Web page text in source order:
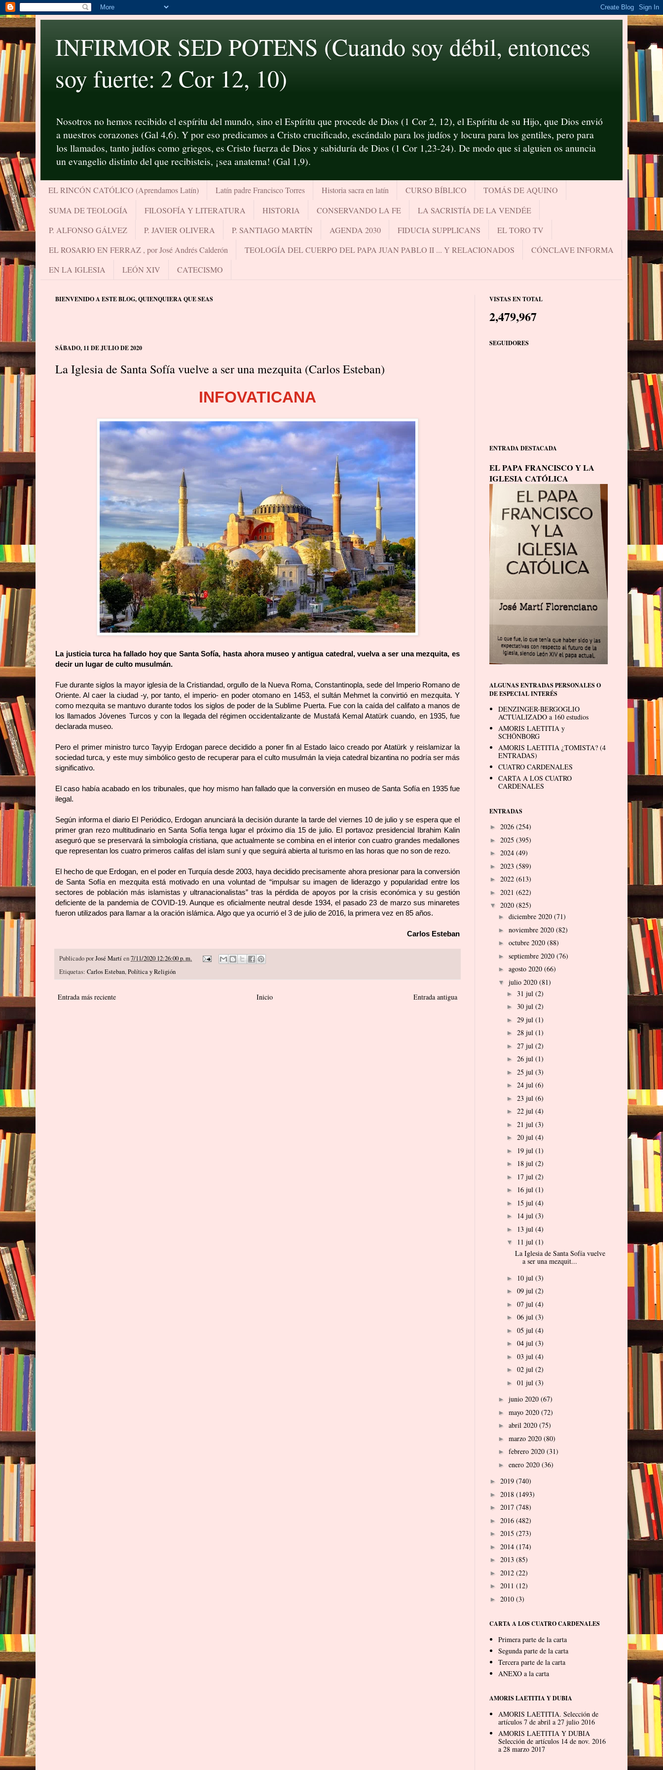
INFIRMOR SED POTENS (Cuando soy débil, entonces
soy fuerte: 2 Cor 12, 10)
Nosotros no hemos recibido el espíritu del mundo, sino el Espíritu que procede de Dios (1 Cor 2, 12), el Espíritu de su Hijo, que Dios envió
a nuestros corazones (Gal 4,6). Y por eso predicamos a Cristo crucificado, escándalo para los judíos y locura para los gentiles, pero para
los llamados, tanto judíos como griegos, es Cristo fuerza de Dios y sabiduría de Dios (1 Cor 1,23-24). De modo que si alguien os anuncia
un evangelio distinto del que recibisteis, ¡sea anatema! (Gal 1,9).
EL RINCÓN CATÓLICO (Aprendamos Latín) Latín padre Francisco Torres Historia sacra en latín CURSO BÍBLICO
TOMÁS DE AQUINO
SUMA DE TEOLOGÍA
FILOSOFÍA Y LITERATURA HISTORIA CONSERVANDO LA FE
LA SACRISTÍA DE LA VENDÉE
P. ALFONSO GÁLVEZ
P. JAVIER OLIVERA P. SANTIAGO MARTÍN AGENDA 2030 FIDUCIA SUPPLICANS
EL TORO TV
EL ROSARIO EN FERRAZ , por José Andrés Calderón
TEOLOGÍA DEL CUERPO DEL PAPA JUAN PABLO II ... Y RELACIONADOS
CÓNCLAVE INFORMA
EN LA IGLESIA
LEÓN XIV CATECISMO
BIENVENIDO A ESTE BLOG, QUIENQUIERA QUE SEAS
SÁBADO, 11 DE JULIO DE 2020
La Iglesia de Santa Sofía vuelve a ser una mezquita (Carlos Esteban)
INFOVATICANA
La justicia turca ha fallado hoy que Santa Sofía, hasta ahora museo y antigua catedral, vuelva a ser una mezquita, es
decir un lugar de culto musulmán.
Fue durante siglos la mayor iglesia de la Cristiandad, orgullo de la Nueva Roma, Constantinopla, sede del Imperio Romano de
Oriente. Al caer la ciudad -y, por tanto, el imperio- en poder otomano en 1453, el sultán Mehmet la convirtió en mezquita. Y
como mezquita se mantuvo durante todos los siglos de poder de la Sublime Puerta. Fue con la caída del califato a manos de
los llamados Jóvenes Turcos y con la llegada del régimen occidentalizante de Mustafá Kemal Atatürk cuando, en 1935, fue
declarada museo.
Pero el primer ministro turco Tayyip Erdogan parece decidido a poner fin al Estado laico creado por Atatürk y reislamizar la
sociedad turca, y este muy simbólico gesto de recuperar para el culto musulmán la vieja catedral bizantina no podría ser más
significativo.
El caso había acabado en los tribunales, que hoy mismo han fallado que la conversión en museo de Santa Sofía en 1935 fue
ilegal.
Según informa el diario El Periódico, Erdogan anunciará la decisión durante la tarde del viernes 10 de julio y se espera que el
primer gran rezo multitudinario en Santa Sofía tenga lugar el próximo día 15 de julio. El portavoz presidencial Ibrahim Kalin
aseguró que se preservará la simbología cristiana, que actualmente se combina en el interior con cuatro grandes medallones
que representan los cuatro primeros califas del islam suní y que seguirá abierta al turismo en las horas que no son de rezo.
El hecho de que Erdogan, en el poder en Turquía desde 2003, haya decidido precisamente ahora presionar para la conversión
de Santa Sofía en mezquita está motivado en una voluntad de “impulsar su imagen de liderazgo y popularidad entre los
sectores de población más islamistas y ultranacionalistas” tras la pérdida de apoyos por la crisis económica y su gestión
deficiente de la pandemia de COVID-19. Aunque es oficialmente neutral desde 1934, el pasado 23 de marzo sus minaretes
fueron utilizados para llamar a la oración islámica. Algo que ya ocurrió el 3 de julio de 2016, la primera vez en 85 años.
Carlos Esteban
Publicado porJosé Martíen7/11/2020 12:26:00 p. m.
Etiquetas: Carlos Esteban,Política y Religión
Entrada más reciente Entrada antigua
Inicio
VISTAS EN TOTAL
2,479,967
SEGUIDORES
ENTRADA DESTACADA
EL PAPA FRANCISCO Y LA
IGLESIA CATÓLICA
ALGUNAS ENTRADAS PERSONALES O
DE ESPECIAL INTERÉS
DENZINGER-BERGOGLIO
ACTUALIZADO a 160 estudios
AMORIS LAETITIA y
SCHÖNBORG
AMORIS LAETITIA ¿TOMISTA? (4
ENTRADAS)
CUATRO CARDENALES
CARTA A LOS CUATRO
CARDENALES
ENTRADAS
► 2026 (254)
► 2025 (395)
► 2024 (49)
► 2023 (589)
► 2022 (613)
► 2021 (622)
▼ 2020 (825)
► diciembre 2020 (71)
► noviembre 2020 (82)
► octubre 2020 (88)
► septiembre 2020 (76)
► agosto 2020 (66)
▼ julio 2020 (81)
► 31 jul (2)
► 30 jul (2)
► 29 jul (1)
► 28 jul (1)
► 27 jul (2)
► 26 jul (1)
► 25 jul (3)
► 24 jul (6)
► 23 jul (6)
► 22 jul (4)
► 21 jul (3)
► 20 jul (4)
► 19 jul (1)
► 18 jul (2)
► 17 jul (2)
► 16 jul (1)
► 15 jul (4)
► 14 jul (3)
► 13 jul (4)
▼ 11 jul (1)
La Iglesia de Santa Sofía vuelve
a ser una mezquit...
► 10 jul (3)
► 09 jul (2)
► 07 jul (4)
► 06 jul (3)
► 05 jul (4)
► 04 jul (3)
► 03 jul (4)
► 02 jul (2)
► 01 jul (3)
► junio 2020 (67)
► mayo 2020 (72)
► abril 2020 (75)
► marzo 2020 (80)
► febrero 2020 (31)
► enero 2020 (36)
► 2019 (740)
► 2018 (1493)
► 2017 (748)
► 2016 (482)
► 2015 (273)
► 2014 (174)
► 2013 (85)
► 2012 (22)
► 2011 (12)
► 2010 (3)
CARTA A LOS CUATRO CARDENALES
Primera parte de la carta
Segunda parte de la carta
Tercera parte de la carta
ANEXO a la carta
AMORIS LAETITIA Y DUBIA
AMORIS LAETITIA. Selección de
artículos 7 de abril a 27 julio 2016
AMORIS LAETITIA Y DUBIA
Selección de artículos 14 de nov. 2016
a 28 marzo 2017